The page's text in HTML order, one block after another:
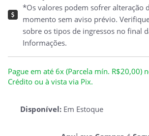
*Os valores podem sofrer alteração
momento sem aviso prévio.
sobre os tipos de ingressos no final
Informações.
Pague em até 6x (Parcela mín. R$20,00)
Crédito ou à vista via Pix.
Disponível: Em Estoque